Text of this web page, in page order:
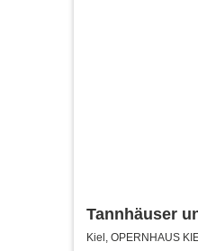
Tannhäuser
Sängerkrieg
Kiel, OPERNHAUS